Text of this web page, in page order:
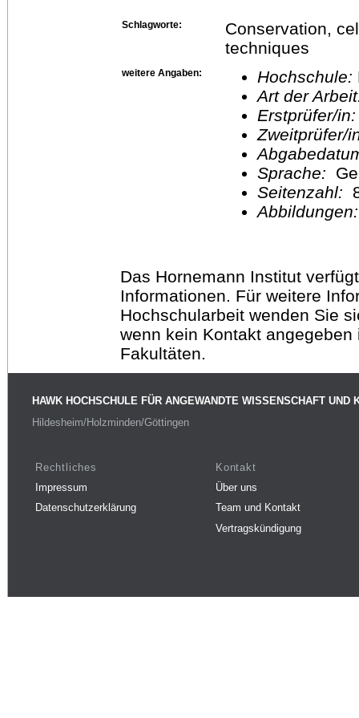
Schlagworte:
Conservation,
techniques
weitere Angaben: Hochschule:
Art der
Erstprüfer/
Sprache:
Seitenzahl:
Das Hornemann Institut
Informationen. Für weitere
Hochschularbeit wenden Sie
wenn kein Kontakt
Fakultäten.
HAWK HOCHSCHULE FÜR ANGEWANDTE WISSENSCHAFT UND
Hildesheim/Holzminden/Göttingen
Rechtliches
Impressum
Datenschutzerklärung
Kontakt
Über uns
Team und Kontakt
Vertragskündigung